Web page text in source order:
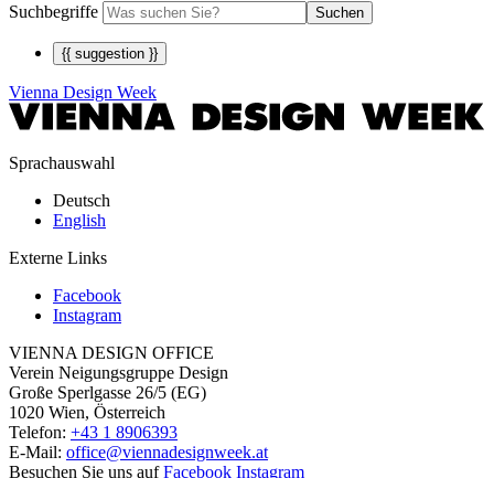
Suchbegriffe Suchen
{{ suggestion }}
Vienna Design Week
Sprachauswahl
Deutsch
English
Externe Links
Facebook
Instagram
VIENNA DESIGN OFFICE
Verein Neigungsgruppe Design
Große Sperlgasse 26/5 (EG)
1020 Wien, Österreich
Telefon: +43 1 8906393
E-Mail: office@viennadesignweek.at
Besuchen Sie uns aufFacebook Instagram